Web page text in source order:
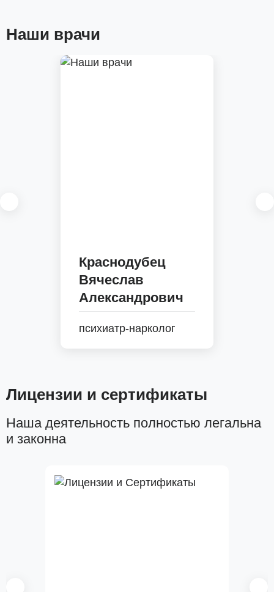
Наши врачи
Краснодубец
Вячеслав
Александрович
психиатр-нарколог
Лицензии и сертификаты
Наша деятельность полностью легальна
и законна